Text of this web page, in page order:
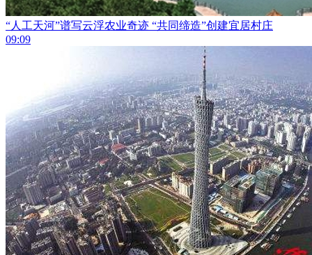
“人工天河”谱写云浮农业奇迹 “共同缔造”创建宜居村庄
09:09